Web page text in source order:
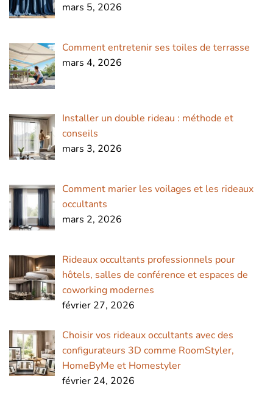
mars 5, 2026
Comment entretenir ses toiles de terrasse
mars 4, 2026
Installer un double rideau : méthode et
conseils
mars 3, 2026
Comment marier les voilages et les rideaux
occultants
mars 2, 2026
Rideaux occultants professionnels pour
hôtels, salles de conférence et espaces de
coworking modernes
février 27, 2026
Choisir vos rideaux occultants avec des
configurateurs 3D comme RoomStyler,
HomeByMe et Homestyler
février 24, 2026